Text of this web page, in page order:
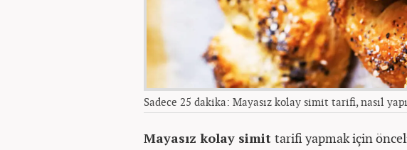
Sadece 25 dakika: Mayasız kolay simit tarifi, nasıl
Mayasız kolay simit tarifi yapmak için